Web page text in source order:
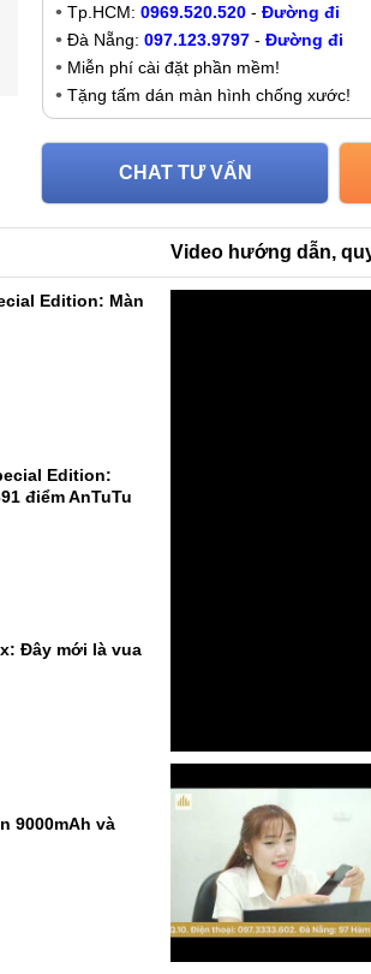
Tp.HCM: 0969.520.520 - Đường đi
Đà Nẵng: 097.123.9797 - Đường đi
Miễn phí cài đặt phần mềm!
Tặng tấm dán màn hình chống xước!
CHAT TƯ VẤN
Edition: Màn
Edition:
điểm AnTuTu
Đây mới là vua
9000mAh và
Video hướng dẫn,